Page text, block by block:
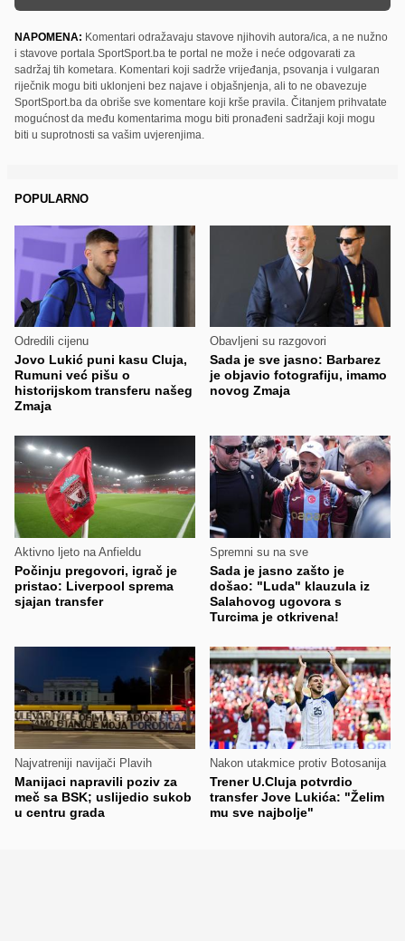
NAPOMENA: Komentari odražavaju stavove njihovih autora/ica, a ne nužno
i stavove portala SportSport.ba te portal ne može i neće odgovarati za
sadržaj tih kometara. Komentari koji sadrže vrijeđanja, psovanja i vulgaran
riječnik mogu biti uklonjeni bez najave i objašnjenja, ali to ne obavezuje
SportSport.ba da obriše sve komentare koji krše pravila. Čitanjem prihvatate
mogućnost da među komentarima mogu biti pronađeni sadržaji koji mogu
biti u suprotnosti sa vašim uvjerenjima.
POPULARNO
Odredili cijenu
Jovo Lukić puni kasu Cluja,
Rumuni već pišu o
historijskom transferu našeg
Zmaja
Obavljeni su razgovori
Sada je sve jasno: Barbarez
je objavio fotografiju, imamo
novog Zmaja
Aktivno ljeto na Anfieldu
Počinju pregovori, igrač je
pristao: Liverpool sprema
sjajan transfer
Spremni su na sve
Sada je jasno zašto je
došao: "Luda" klauzula iz
Salahovog ugovora s
Turcima je otkrivena!
Najvatreniji navijači Plavih
Manijaci napravili poziv za
meč sa BSK; uslijedio sukob
u centru grada
Nakon utakmice protiv Botosanija
Trener U.Cluja potvrdio
transfer Jove Lukića: "Želim
mu sve najbolje"